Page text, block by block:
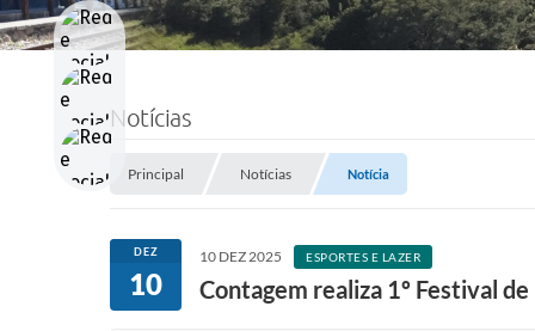
Notícias
Principal Notícias Notícia
DEZ
10
10 DEZ 2025 ESPORTES E LAZER
Contagem realiza 1º Festival